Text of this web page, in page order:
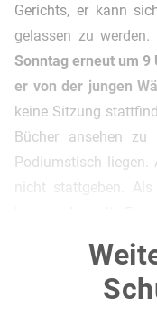
Gerichts, er kann
gelassen zu werden.
Sonntag erneut um 9
er von der jungen
keine Sitzung
Bücher ansehen
Podiumstisch liegen.
nicht stattgeben.
dem Vorzimmer
Gerichtstagen